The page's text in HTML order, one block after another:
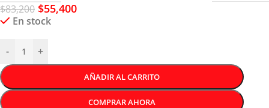
$83,200 $55,400
En stock
- +
AÑADIR AL CARRITO
COMPRAR AHORA